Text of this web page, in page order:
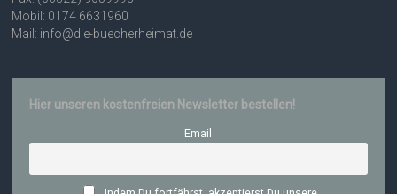
Mobil: 0174 6631960
Mail: info@die-buecherheimat.de
Hier unseren kostenfreien Newsletter bestellen!
Email